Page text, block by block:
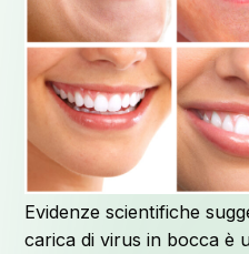
Evidenze scientifiche
carica di virus in bocca è